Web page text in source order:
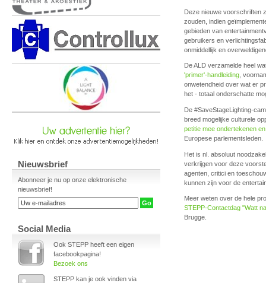
Nieuwsbrief
Abonneer je nu op onze elektronische
nieuwsbrief!
Social Media
Ook STEPP heeft een eigen
facebookpagina!
Bezoek ons
STEPP kan je ook vinden via
Deze nieuwe voorschriften
zouden, indien
gebieden van
gebruikers en
onmiddellijk en
De ALD verzamelde heel
'primer'-handleiding ,
onwetendheid over wat er
het - totaal onderschatte
De #SaveStageLighting-
breed mogelijke culturele
petitie mee ondertekenen
Europese parlementsleden.
Het is nl. absoluut
verkrijgen voor deze
agenten, critici en
kunnen zijn voor de
Meer weten over de hele
STEPP-Contactdag "Watt
Brugge.